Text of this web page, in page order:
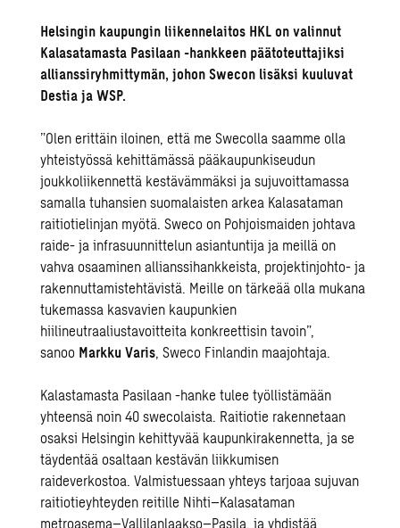
Helsingin kaupungin liikennelaitos HKL on valinnut
Kalasatamasta Pasilaan -hankkeen päätoteuttajiksi
allianssiryhmittymän, johon Swecon lisäksi kuuluvat
Destia ja WSP.
”Olen erittäin iloinen, että me Swecolla saamme olla
yhteistyössä kehittämässä pääkaupunkiseudun
joukkoliikennettä kestävämmäksi ja sujuvoittamassa
samalla tuhansien suomalaisten arkea Kalasataman
raitiotielinjan myötä. Sweco on Pohjoismaiden johtava
raide- ja infrasuunnittelun asiantuntija ja meillä on
vahva osaaminen allianssihankkeista, projektinjohto- ja
rakennuttamistehtävistä. Meille on tärkeää olla mukana
tukemassa kasvavien kaupunkien
hiilineutraaliustavoitteita konkreettisin tavoin”,
sanoo Markku Varis, Sweco Finlandin maajohtaja.
Kalastamasta Pasilaan -hanke tulee työllistämään
yhteensä noin 40 swecolaista. Raitiotie rakennetaan
osaksi Helsingin kehittyvää kaupunkirakennetta, ja se
täydentää osaltaan kestävän liikkumisen
raideverkostoa. Valmistuessaan yhteys tarjoaa sujuvan
raitiotieyhteyden reitille Nihti–Kalasataman
metroasema–Vallilanlaakso–Pasila, ja yhdistää